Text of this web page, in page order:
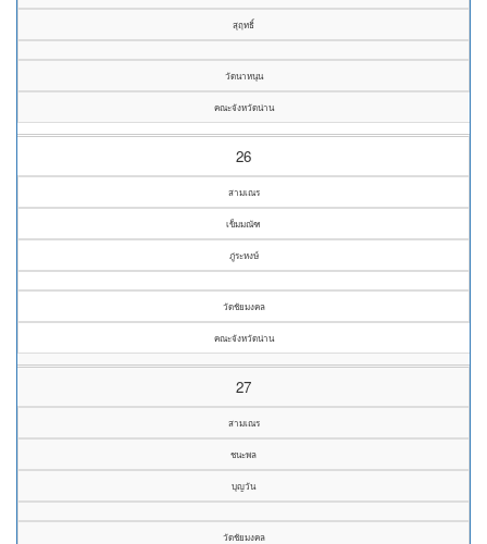
สุฤทธิ์
วัดนาหนุน
คณะจังหวัดน่าน
26
สามเณร
เข็มมณัฑ
ภู่ระหงษ์
วัดชัยมงคล
คณะจังหวัดน่าน
27
สามเณร
ชนะพล
บุญวัน
วัดชัยมงคล